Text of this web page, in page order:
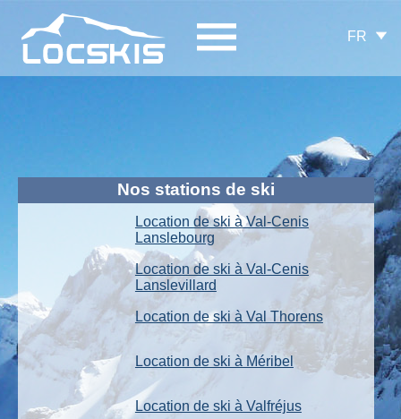
FR
Nos stations de ski
Location de ski à Val-Cenis
Lanslebourg
Location de ski à Val-Cenis
Lanslevillard
Location de ski à Val Thorens
Location de ski à Méribel
Location de ski à Valfréjus